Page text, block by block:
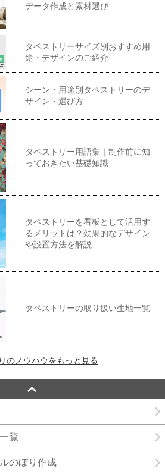
データ作成と素材選び
タペストリーサイズ別おすすめ用
途・デザインのご紹介
シーン・用途別タペストリーのデ
ザイン・選び方
タペストリー用語集｜制作前に知
っておきたい基礎知識
タペストリーを看板として活用す
るメリットは？効果的なデザイン
や設置方法を解説
タペストリーの取り扱い生地一覧
のノウハウをもっと見る
覧
のぼり作成